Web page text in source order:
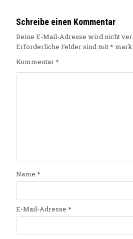
Schreibe einen Kommentar
Deine E-Mail-Adresse wird nicht
Erforderliche Felder sind mit*
Kommentar*
Name *
E-Mail-Adresse *